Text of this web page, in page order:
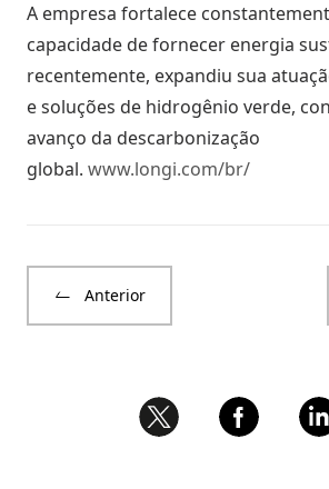
A empresa fortalece
capacidade de fornecer energia
recentemente, expandiu sua
e soluções de hidrogênio verde,
avanço da descarbonização
global. www.longi.com/br/
Anterior